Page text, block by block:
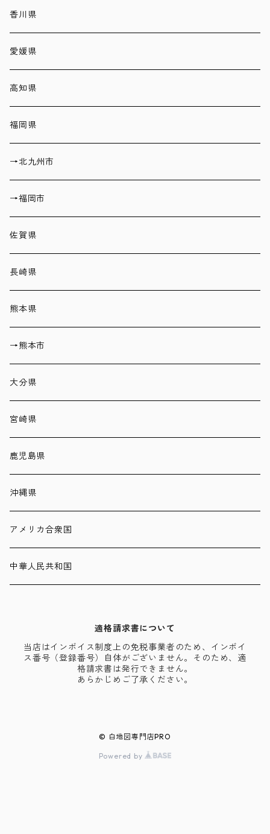
香川県
愛媛県
高知県
福岡県
→北九州市
→福岡市
佐賀県
長崎県
熊本県
→熊本市
大分県
宮崎県
鹿児島県
沖縄県
アメリカ合衆国
中華人民共和国
適格請求書について
当店はインボイス制度上の免税事業者のため、インボイ
ス番号（登録番号）自体がございません。そのため、適
格請求書は発行できません。
あらかじめご了承ください。
© 白地図専門店PRO
Powered by